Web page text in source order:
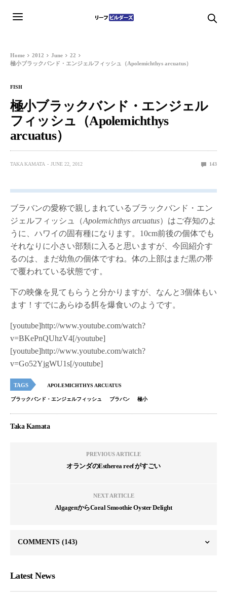
Home 2012 June
22
極小ブラックバンド・エンジェルフィッシュ（Apolemichthys arcuatus）
FISH
極小ブラックバンド・エンジェル
フィッシュ（Apolemichthys
arcuatus）
TAKA KAMATA JUNE 22, 2012 143
ブラバンの愛称で親しまれているブラックバンド・エン
ジェルフィッシュ（Apolemichthys arcuatus）はご存知のよ
うに、ハワイの固有種になります。10cm前後の個体でも
それなりに小さい部類に入ると思いますが、今回紹介す
るのは、まだ幼魚の個体ですね。体の上部はまだ黒の帯
で覆われている状態です。
下の映像を見てもらうと分かりますが、なんと3個体もい
ます！すでにあらゆる餌を爆食いのようです。
[youtube]http://www.youtube.com/watch?
v=BKePnQUhzV4[/youtube]
[youtube]http://www.youtube.com/watch?
v=Go52YjgWU1s[/youtube]
TAGS APOLEMICHTHYS ARCUATUS
ブラックバンド・エンジェルフィッシュ ブラバン 極小
Taka Kamata
PREVIOUS ARTICLE
オランダのEstherea reef がすごい
NEXT ARTICLE
AlgagenからCoral Smoothie Oyster Delight
COMMENTS (143)
Latest News